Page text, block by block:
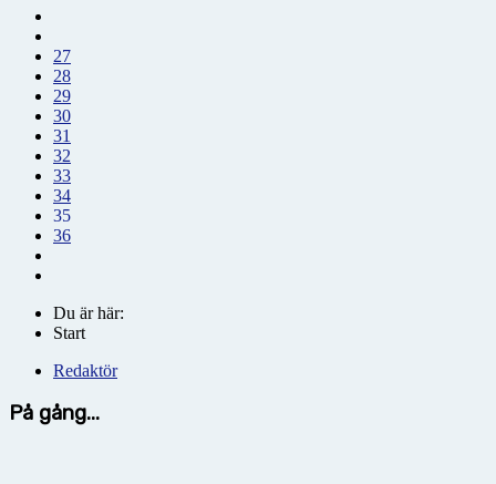
27
28
29
30
31
32
33
34
35
36
Du är här:
Start
Redaktör
På gång...